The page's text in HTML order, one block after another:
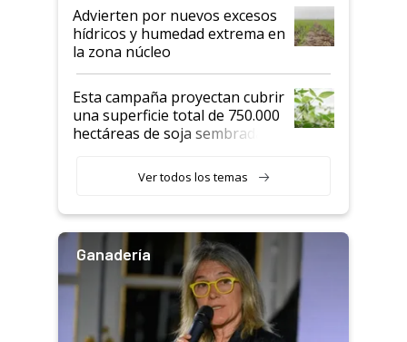
Advierten por nuevos excesos
hídricos y humedad extrema en
la zona núcleo
Esta campaña proyectan cubrir
una superficie total de 750.000
hectáreas de soja sembradas
variedades que marcan un
salto tecnológico en genética y
Ver todos los temas
Ganadería